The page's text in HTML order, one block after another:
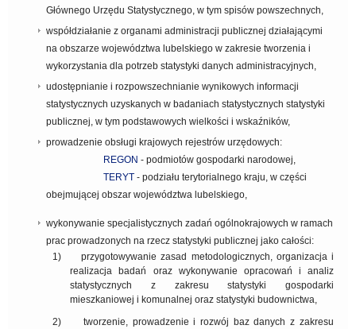
Głównego Urzędu Statystycznego, w tym spisów powszechnych,
współdziałanie z organami administracji publicznej działającymi
na obszarze województwa lubelskiego w zakresie tworzenia i
wykorzystania dla potrzeb statystyki danych administracyjnych,
udostępnianie i rozpowszechnianie wynikowych informacji
statystycznych uzyskanych w badaniach statystycznych statystyki
publicznej, w tym podstawowych wielkości i wskaźników,
prowadzenie obsługi krajowych rejestrów urzędowych:
REGON - podmiotów gospodarki narodowej,
TERYT - podziału terytorialnego kraju, w części
obejmującej obszar województwa lubelskiego,
wykonywanie specjalistycznych zadań ogólnokrajowych w ramach
prac prowadzonych na rzecz statystyki publicznej jako całości:
1)
przygotowywanie zasad metodologicznych, organizacja i
realizacja badań oraz wykonywanie opracowań i analiz
statystycznych z zakresu statystyki gospodarki
mieszkaniowej i komunalnej oraz statystyki budownictwa,
2)
tworzenie, prowadzenie i rozwój baz danych z zakresu